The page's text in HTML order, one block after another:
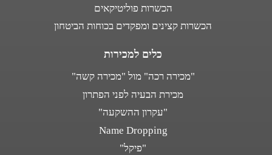
הכשרות פוליטיקאים
הכשרות קצינים ומפקדים בכוחות הביטחון
כלים למכירות
"מכירה רכה" מול "מכירה קשה"
מכירת הבעיה לפני הפתרון
"עקרון ההשקעה"
Name Dropping
"פיקל"